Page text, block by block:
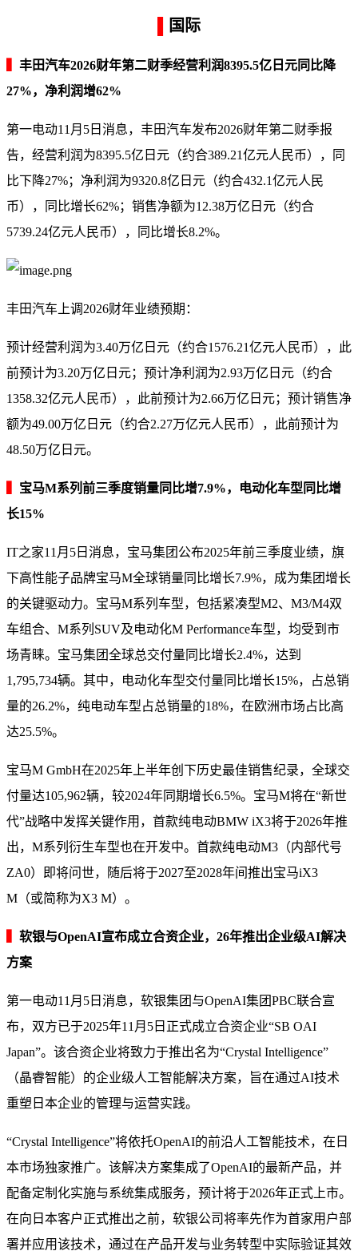
国际
丰田汽车2026财年第二财季经营利润8395.5亿日元同比降
27%，净利润增62%
第一电动11月5日消息，丰田汽车发布2026财年第二财季报
告，经营利润为8395.5亿日元（约合389.21亿元人民币），同
比下降27%；净利润为9320.8亿日元（约合432.1亿元人民
币），同比增长62%；销售净额为12.38万亿日元（约合
5739.24亿元人民币），同比增长8.2%。
丰田汽车上调2026财年业绩预期：
预计经营利润为3.40万亿日元（约合1576.21亿元人民币），此
前预计为3.20万亿日元；预计净利润为2.93万亿日元（约合
1358.32亿元人民币），此前预计为2.66万亿日元；预计销售净
额为49.00万亿日元（约合2.27万亿元人民币），此前预计为
48.50万亿日元。
宝马M系列前三季度销量同比增7.9%，电动化车型同比增
长15%
IT之家11月5日消息，宝马集团公布2025年前三季度业绩，旗
下高性能子品牌宝马M全球销量同比增长7.9%，成为集团增长
的关键驱动力。宝马M系列车型，包括紧凑型M2、M3/M4双
车组合、M系列SUV及电动化M Performance车型，均受到市
场青睐。宝马集团全球总交付量同比增长2.4%，达到
1,795,734辆。其中，电动化车型交付量同比增长15%，占总销
量的26.2%，纯电动车型占总销量的18%，在欧洲市场占比高
达25.5%。
宝马M GmbH在2025年上半年创下历史最佳销售纪录，全球交
付量达105,962辆，较2024年同期增长6.5%。宝马M将在“新世
代”战略中发挥关键作用，首款纯电动BMW iX3将于2026年推
出，M系列衍生车型也在开发中。首款纯电动M3（内部代号
ZA0）即将问世，随后将于2027至2028年间推出宝马iX3
M（或简称为X3 M）。
软银与OpenAI宣布成立合资企业，26年推出企业级AI解决
方案
第一电动11月5日消息，软银集团与OpenAI集团PBC联合宣
布，双方已于2025年11月5日正式成立合资企业“SB OAI
Japan”。该合资企业将致力于推出名为“Crystal Intelligence”
（晶睿智能）的企业级人工智能解决方案，旨在通过AI技术
重塑日本企业的管理与运营实践。
“Crystal Intelligence”将依托OpenAI的前沿人工智能技术，在日
本市场独家推广。该解决方案集成了OpenAI的最新产品，并
配备定制化实施与系统集成服务，预计将于2026年正式上市。
在向日本客户正式推出之前，软银公司将率先作为首家用户部
署并应用该技术，通过在产品开发与业务转型中实际验证其效